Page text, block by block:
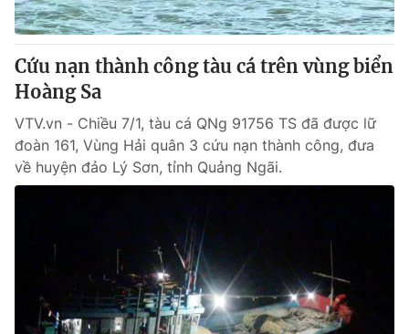
Cứu nạn thành công tàu cá trên vùng biển
Hoàng Sa
VTV.vn - Chiều 7/1, tàu cá QNg 91756 TS đã được lữ
đoàn 161, Vùng Hải quân 3 cứu nạn thành công, đưa
về huyện đảo Lý Sơn, tỉnh Quảng Ngãi.